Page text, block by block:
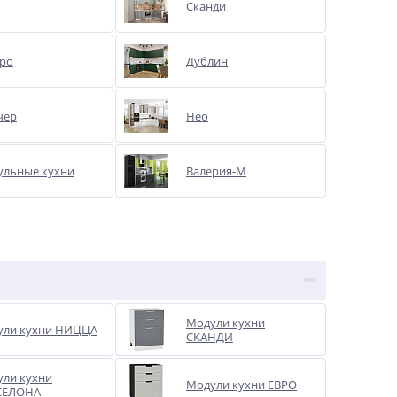
%
1 414
Сканди
Дублин
Нео
кухни Валерия-М
кухни НИЦЦА
Модули кухни
СКАНДИ
кухни
Модули кухни ЕВРО